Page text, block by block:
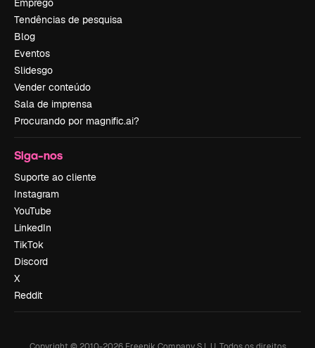
Emprego
Tendências de pesquisa
Blog
Eventos
Slidesgo
Vender conteúdo
Sala de imprensa
Procurando por magnific.ai?
Siga-nos
Suporte ao cliente
Instagram
YouTube
LinkedIn
TikTok
Discord
X
Reddit